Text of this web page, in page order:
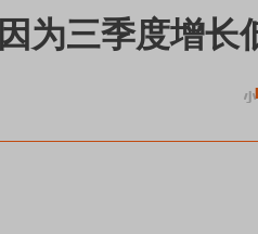
为三季度增长